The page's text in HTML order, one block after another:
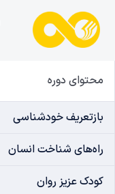
محتوای دوره
بازتعریف خودشناسی
راه‌های شناخت انسان
کودک عزیز روان